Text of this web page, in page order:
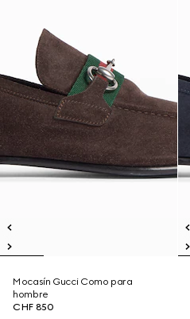
Mocasín Gucci Como para
hombre
CHF 850